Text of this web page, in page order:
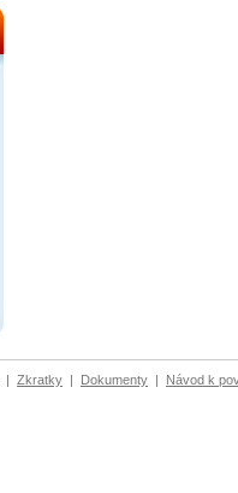
| Zkratky | Dokumenty | Návod k